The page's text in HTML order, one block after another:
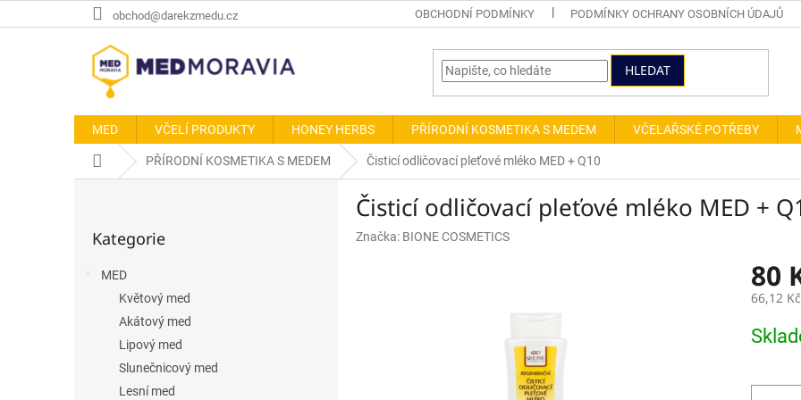
na
obchod@darekzmedu.cz OBCHODNÍ PODMÍNKY PODMÍNKY OCHRANY OSOBNÍCH ÚDAJŮ
HLEDAT
MED VČELÍ PRODUKTY HONEY HERBS PŘÍRODNÍ KOSMETIKA S MEDEM VČELAŘSKÉ POTŘEBY
Domů PŘÍRODNÍ KOSMETIKA S MEDEM Čisticí odličovací pleťové mléko MED + Q10
kategorie
Kategorie
MED
Květový med
Akátový med
Lipový med
Slunečnicový med
Lesní med
Čisticí odličovací pleťové mléko MED +
Značka: BIONE COSMETICS
80
66,12
cena: